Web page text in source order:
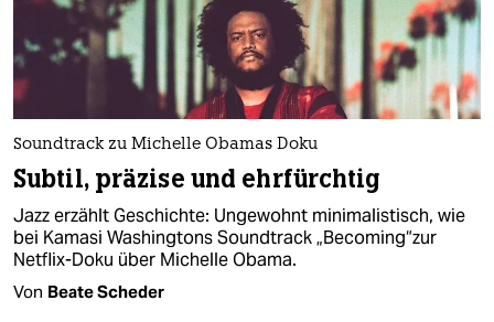
Soundtrack zu Michelle Obamas Doku
Subtil, präzise und ehrfürchtig
Jazz erzählt Geschichte: Ungewohnt minimalistisch, wie
bei Kamasi Washingtons Soundtrack „Becoming“zur
Netflix-Doku über Michelle Obama.
Von Beate Scheder